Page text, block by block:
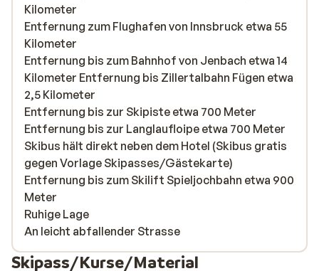
Kilometer
Entfernung zum Flughafen von Innsbruck etwa 55
Kilometer
Entfernung bis zum Bahnhof von Jenbach etwa 14
Kilometer Entfernung bis Zillertalbahn Fügen etwa
2,5 Kilometer
Entfernung bis zur Skipiste etwa 700 Meter
Entfernung bis zur Langlaufloipe etwa 700 Meter
Skibus hält direkt neben dem Hotel (Skibus gratis
gegen Vorlage Skipasses/Gästekarte)
Entfernung bis zum Skilift Spieljochbahn etwa 900
Meter
Ruhige Lage
An leicht abfallender Strasse
Skipass/Kurse/Material